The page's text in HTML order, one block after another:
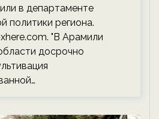
в департаменте
политики региона.
"В Арамили
досрочно